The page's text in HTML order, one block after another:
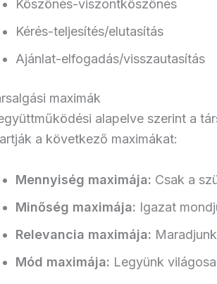
Köszönés-viszontköszönés
Kérés-teljesítés/elutasítás
Ajánlat-elfogadás/visszautasítás
maximák
alapelve szerint a
a következő maximákat:
Mennyiség maximája: Csak a
Minőség maximája: Igazat
Relevancia maximája:
Mód maximája: Legyünk